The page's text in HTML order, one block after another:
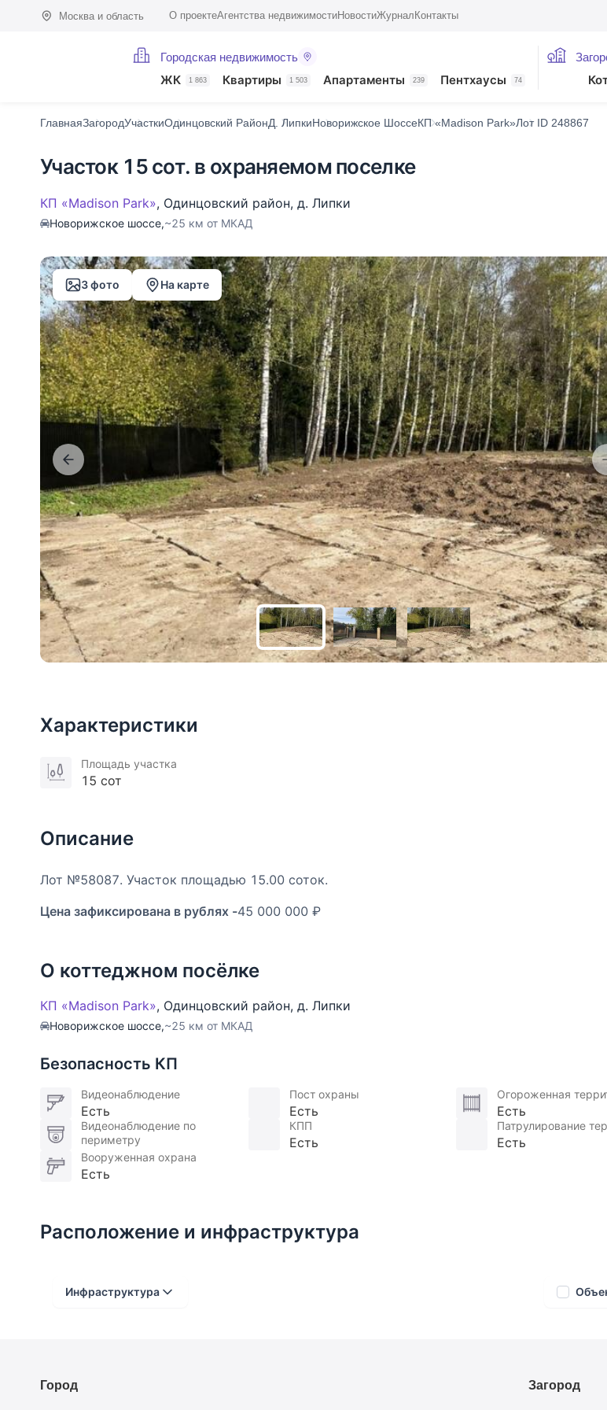
Москва и область О проектеАгентства недвижимостиНовостиЖурнал Контакты
Городская недвижимость
ЖК 1 863 Квартиры 1 503 Апартаменты 239 Пентхаусы 74
ГлавнаяЗагородУчасткиОдинцовский РайонД. ЛипкиНоворижское ШоссеКП «Madison Park»Лот ID 248867
Участок 15 сот. в охраняемом поселке
КП «Madison Park», Одинцовский район, д. Липки
Новорижское шоссе,~25 км от МКАД
3 фото На карте
Характеристики
Площадь участка
15 сот
Описание
Лот №58087. Участок площадью 15.00 соток.
Цена зафиксирована в рублях -45 000 000 ₽
О коттеджном посёлке
КП «Madison Park», Одинцовский район, д. Липки
Новорижское шоссе,~25 км от МКАД
Безопасность КП
Видеонаблюдение
Есть
Пост охраны
Есть
Огороженная
Есть
Видеонаблюдение по
периметру
КПП
Есть
Патрулирование
Есть
Вооруженная охрана
Есть
Расположение и инфраструктура
Инфраструктура
ХарактеристикиОписаниеО поселкеНа карте
Город Загород